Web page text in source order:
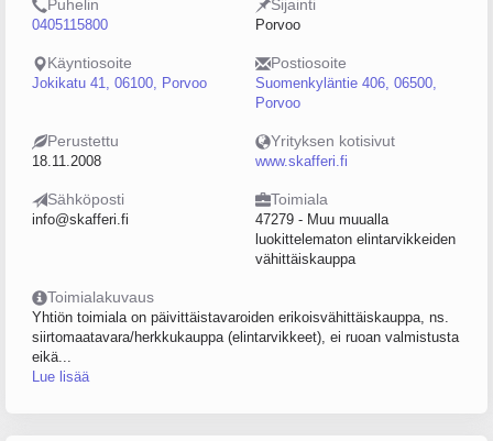
Puhelin
0405115800
Sijainti
Porvoo
Käyntiosoite
Jokikatu 41, 06100, Porvoo
Postiosoite
Suomenkyläntie 406, 06500,
Porvoo
Perustettu
18.11.2008
Yrityksen kotisivut
www.skafferi.fi
Sähköposti
info@skafferi.fi
Toimiala
47279 - Muu muualla
luokittelematon elintarvikkeiden
vähittäiskauppa
Toimialakuvaus
Yhtiön toimiala on päivittäistavaroiden erikoisvähittäiskauppa, ns.
siirtomaatavara/herkkukauppa (elintarvikkeet), ei ruoan valmistusta
eikä...
Lue lisää